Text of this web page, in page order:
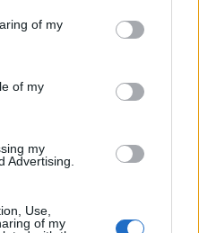
of my
of my
my
Advertising.
Use,
of my
Kiedy
do okna chcąc
widzi, że
tańczy i płacze
płacić stróżowi, by